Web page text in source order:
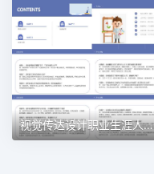
视觉传达设计职业生涯人物访谈职业生涯规划PPT模板